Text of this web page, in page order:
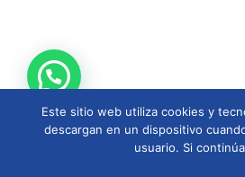
Este sitio web utiliza cookies y
descargan en un dispositivo
usuario. Si